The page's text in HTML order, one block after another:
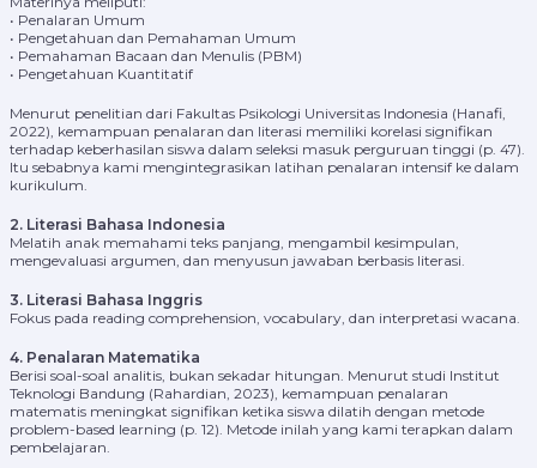
• Penalaran Umum
• Pengetahuan dan Pemahaman Umum
• Pemahaman Bacaan dan Menulis (PBM)
• Pengetahuan Kuantitatif
Menurut penelitian dari Fakultas Psikologi Universitas Indonesia (Hanafi,
2022), kemampuan penalaran dan literasi memiliki korelasi signifikan
terhadap keberhasilan siswa dalam seleksi masuk perguruan tinggi (p. 47).
Itu sebabnya kami mengintegrasikan latihan penalaran intensif ke dalam
kurikulum.
2. Literasi Bahasa Indonesia
Melatih anak memahami teks panjang, mengambil kesimpulan,
mengevaluasi argumen, dan menyusun jawaban berbasis literasi.
3. Literasi Bahasa Inggris
Fokus pada reading comprehension, vocabulary, dan interpretasi wacana.
4. Penalaran Matematika
Berisi soal-soal analitis, bukan sekadar hitungan. Menurut studi Institut
Teknologi Bandung (Rahardian, 2023), kemampuan penalaran
matematis meningkat signifikan ketika siswa dilatih dengan metode
problem-based learning (p. 12). Metode inilah yang kami terapkan dalam
pembelajaran.